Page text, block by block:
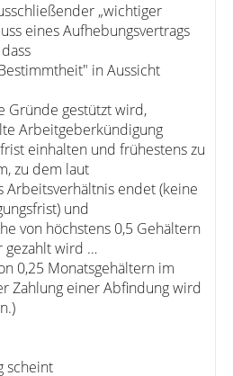
„wichtiger
eines Aufhebungsvertrags
in Aussicht
Gründe gestützt wird,
Arbeitgeberkündigung
einhalten und frühestens zu
zu dem laut
Arbeitsverhältnis endet (keine
und
von höchstens 0,5 Gehältern
gezahlt wird …
0,25 Monatsgehältern im
Zahlung einer Abfindung wird
scheint